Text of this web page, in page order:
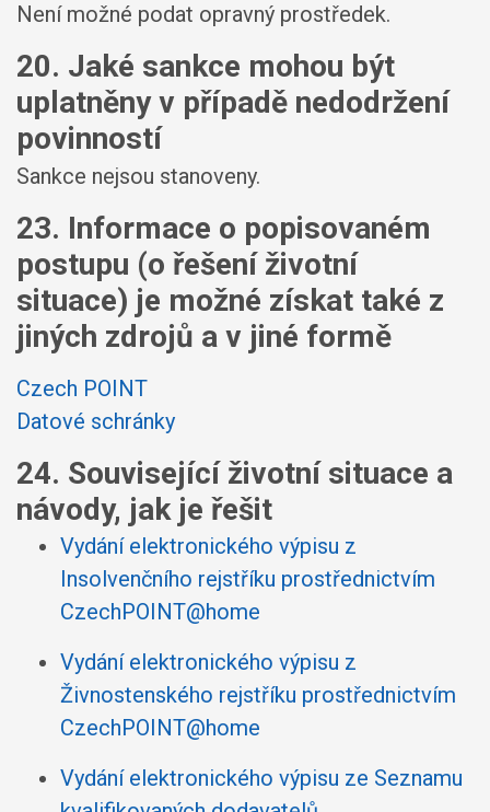
Není možné podat opravný prostředek.
20. Jaké sankce mohou být
uplatněny v případě nedodržení
povinností
Sankce nejsou stanoveny.
23. Informace o popisovaném
postupu (o řešení životní
situace) je možné získat také z
jiných zdrojů a v jiné formě
Czech POINT
Datové schránky
24. Související životní situace a
návody, jak je řešit
Vydání elektronického výpisu z
Insolvenčního rejstříku prostřednictvím
CzechPOINT@home
Vydání elektronického výpisu z
Živnostenského rejstříku prostřednictvím
CzechPOINT@home
Vydání elektronického výpisu ze Seznamu